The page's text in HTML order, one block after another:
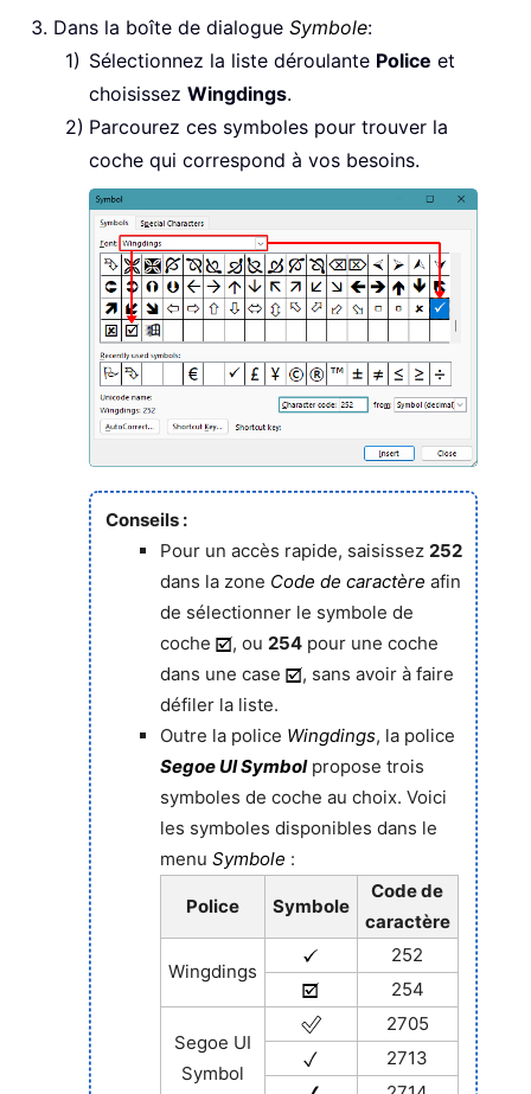
Dans la boîte de dialogue Symbole:
Sélectionnez la liste déroulante Police et
choisissez Wingdings.
Parcourez ces symboles pour trouver la
coche qui correspond à vos besoins.
Conseils :
Pour un accès rapide, saisissez 252
dans la zone Code de caractère afin
de sélectionner le symbole de
coche
, ou 254pour une coche
dans une case
, sans avoir à faire
défiler la liste.
Outre la police Wingdings, la police
Segoe UI Symbolpropose trois
symboles de coche au choix. Voici
les symboles disponibles dans le
menu Symbole :
Police Symbole
Code de
caractère
Wingdings
252
254
Segoe UI
Symbol
2705
2713